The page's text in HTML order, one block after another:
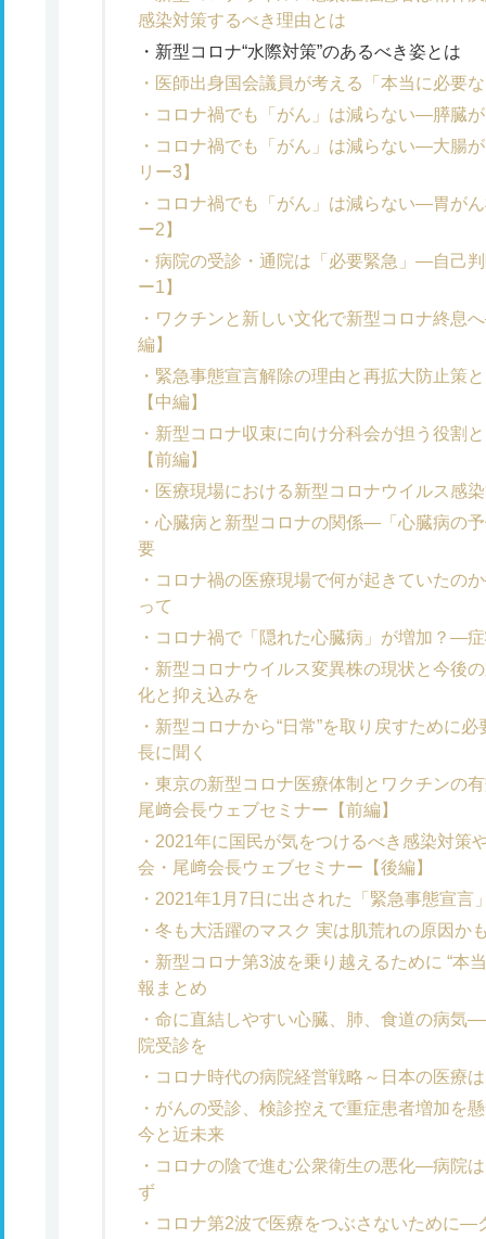
感染対策するべき理由とは
新型コロナ“水際対策”のあるべき姿とは
医師出身国会議員が考える「本当に必要
コロナ禍でも「がん」は減らない―膵臓
コロナ禍でも「がん」は減らない―大腸
リー3】
コロナ禍でも「がん」は減らない―胃が
ー2】
病院の受診・通院は「必要緊急」―自己
ー1】
ワクチンと新しい文化で新型コロナ終息
編】
緊急事態宣言解除の理由と再拡大防止策
【中編】
新型コロナ収束に向け分科会が担う役割
【前編】
医療現場における新型コロナウイルス感
心臓病と新型コロナの関係―「心臓病の
要
コロナ禍の医療現場で何が起きていたの
って
コロナ禍で「隠れた心臓病」が増加？―
新型コロナウイルス変異株の現状と今後
化と抑え込みを
新型コロナから“日常”を取り戻すために
長に聞く
東京の新型コロナ医療体制とワクチンの
尾﨑会長ウェブセミナー【前編】
2021年に国民が気をつけるべき感染対策
会・尾﨑会長ウェブセミナー【後編】
2021年1月7日に出された「緊急事態宣言
冬も大活躍のマスク 実は肌荒れの原因か
新型コロナ第3波を乗り越えるために “本
報まとめ
命に直結しやすい心臓、肺、食道の病気
院受診を
コロナ時代の病院経営戦略～日本の医療
がんの受診、検診控えで重症患者増加を
今と近未来
コロナの陰で進む公衆衛生の悪化―病院
ず
コロナ第2波で医療をつぶさないために―